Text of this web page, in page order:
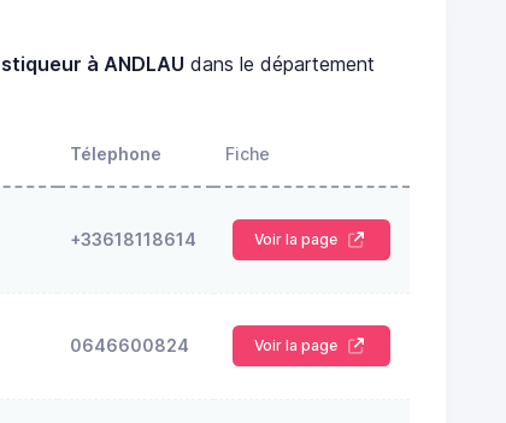
à ANDLAU dans le département
Télephone Fiche
+33618118614 Voir la page
0646600824 Voir la page